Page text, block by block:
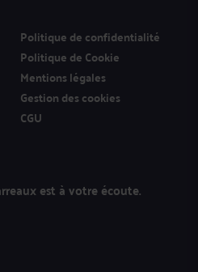
Politique de confidentialité
Politique de Cookie
Mentions légales
Gestion des cookies
CGU
est à votre écoute.